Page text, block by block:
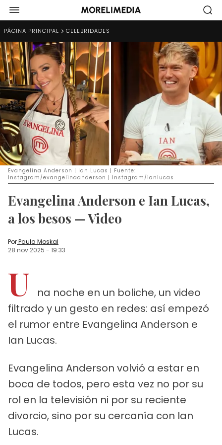
PÁGINA PRINCIPAL CELEBRIDADES
Evangelina Anderson | Ian Lucas | Fuente:
Instagram/evangelinaanderson | Instagram/ianlucas
Evangelina Anderson e Ian Lucas,
a los besos — Video
PorPaula Moskal
28 nov 2025 - 19:33
U
na noche en un boliche, un video
filtrado y un gesto en redes: así empezó
el rumor entre Evangelina Anderson e
Ian Lucas.
Evangelina Anderson volvió a estar en
boca de todos, pero esta vez no por su
rol en la televisión ni por su reciente
divorcio, sino por su cercanía con Ian
Lucas.